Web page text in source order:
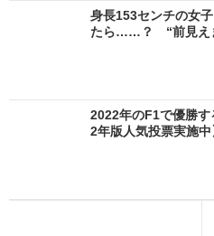
身長153センチの女
たら……？ “前見え
2022年のF1で優勝
2年版人気投票実施中